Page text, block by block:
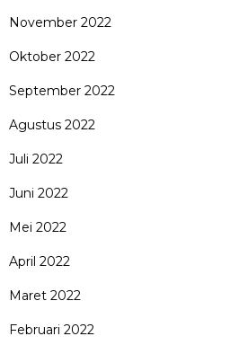
November 2022
Oktober 2022
September 2022
Agustus 2022
Juli 2022
Juni 2022
Mei 2022
April 2022
Maret 2022
Februari 2022